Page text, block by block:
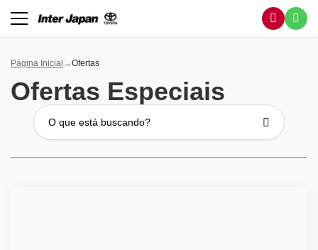
Página Inicial Ofertas
Ofertas Especiais